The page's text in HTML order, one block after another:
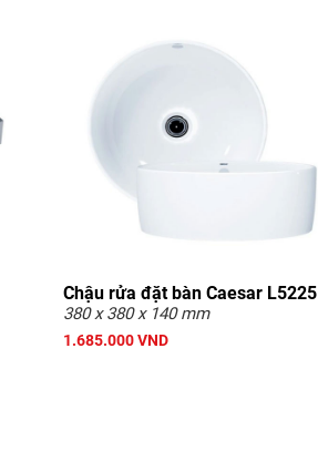
Chậu rửa đặt bàn Caesar L5225
380 x 380 x 140 mm
1.685.000 VND